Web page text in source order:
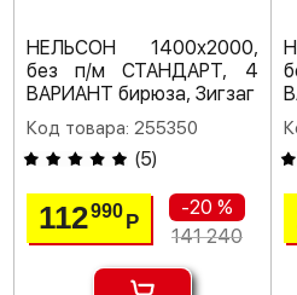
НЕЛЬСОН 1400х2000,
без п/м СТАНДАРТ, 4
ВАРИАНТ бирюза, Зигзаг
Код товара: 255350
(5)
112990Р
-20 %
141 240